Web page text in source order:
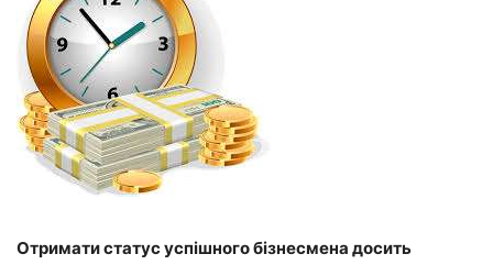
Отримати статус успішного бізнесмена досить